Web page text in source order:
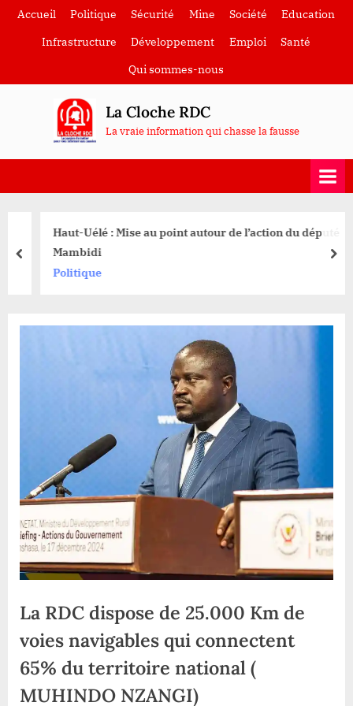
SkipAccueil Politique Sécurité Mine Société
Education
Infrastructure
Développement Emploi
Santé
Qui sommes-nous
La Cloche RDC
La vraie information qui chasse la fausse
Haut-Uélé : Mise au point autour de l’action du député
Mambidi
Politique
prev
La RDC dispose de 25.000 Km de
voies navigables qui connectent
65% du territoire national (
MUHINDO NZANGI)